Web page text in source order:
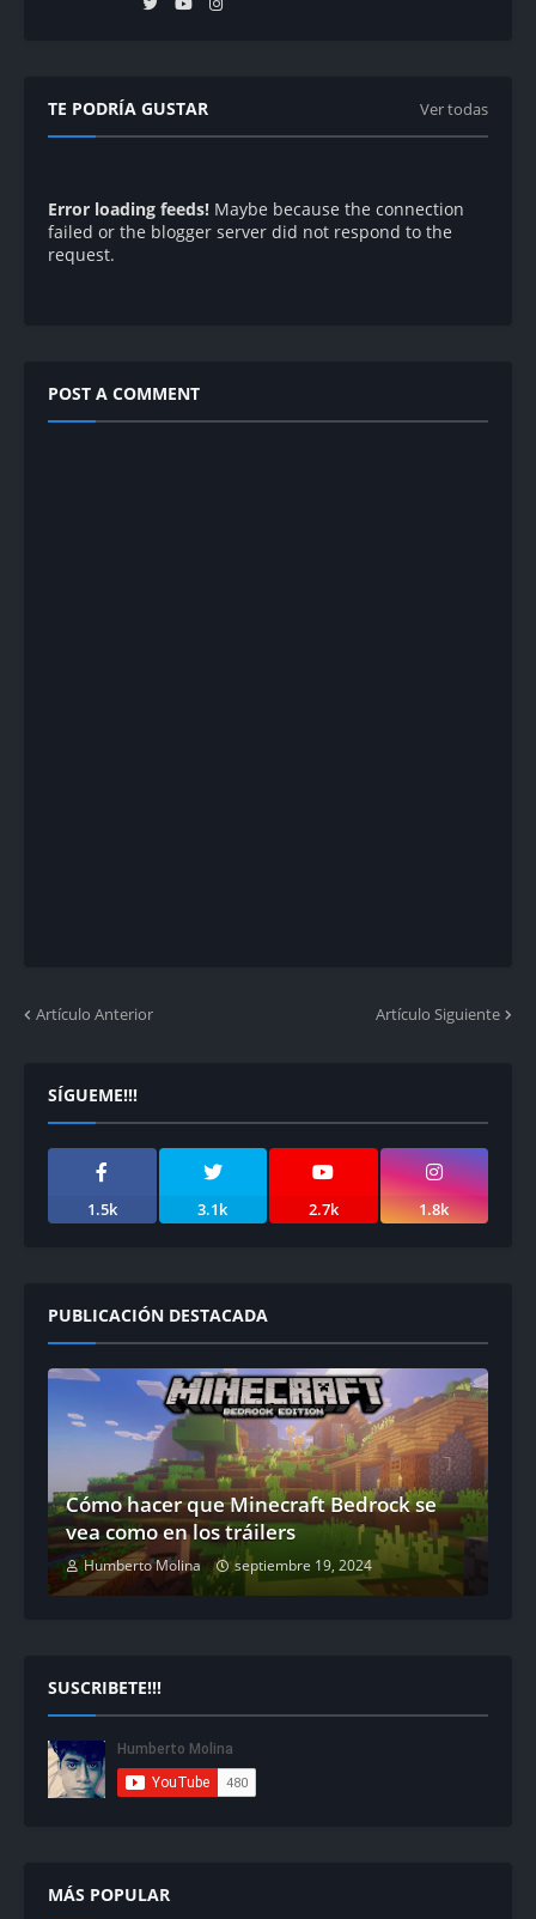
TE PODRÍA GUSTAR Ver todas
Error loading feeds! Maybe because the connection
failed or the blogger server did not respond to the
request.
POST A COMMENT
Artículo Anterior Artículo Siguiente
SÍGUEME!!!
1.5k 3.1k 2.7k 1.8k
PUBLICACIÓN DESTACADA
Cómo hacer que Minecraft Bedrock se
vea como en los tráilers
Humberto Molina septiembre 19, 2024
SUSCRIBETE!!!
MÁS POPULAR